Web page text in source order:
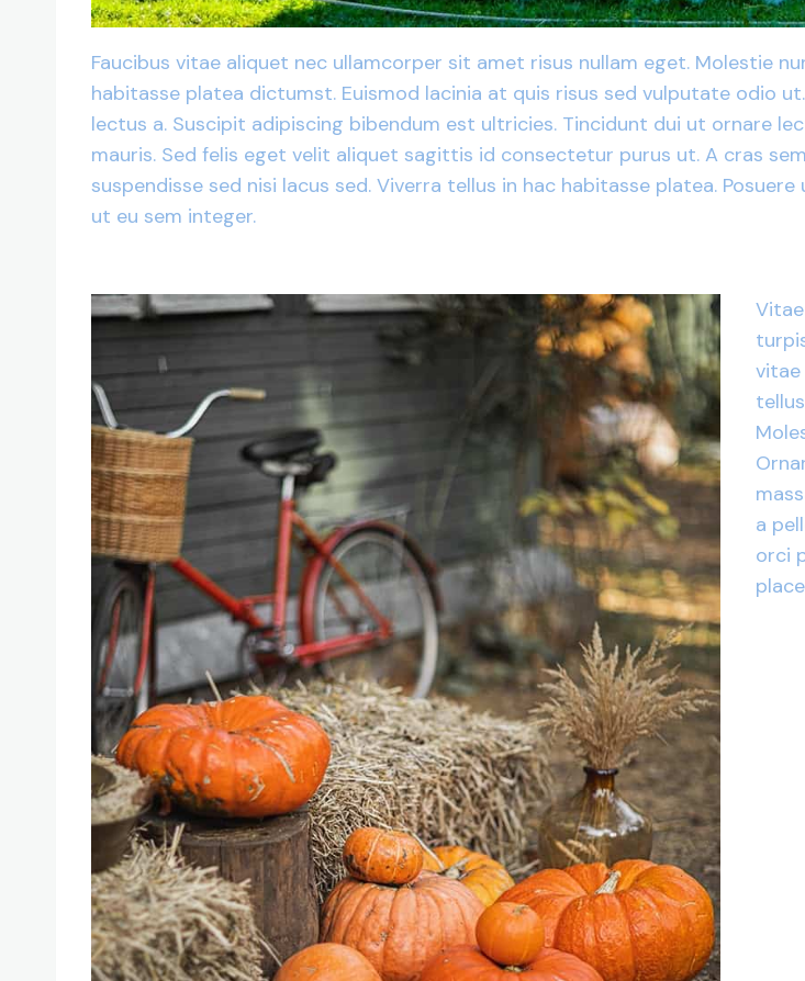
Faucibus vitae aliquet nec ullamcorper sit amet risus nullam eget. Molestie
habitasse platea dictumst. Euismod lacinia at quis risus sed vulputate odio
lectus a. Suscipit adipiscing bibendum est ultricies. Tincidunt dui ut ornare
mauris. Sed felis eget velit aliquet sagittis id consectetur purus ut. A cras
suspendisse sed nisi lacus sed. Viverra tellus in hac habitasse platea.
ut eu sem integer.
vitae
a
orci